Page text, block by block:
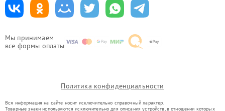
Мы принимаем
все формы оплаты
Политика конфиденциальности
Вся информация на сайте носит исключительно справочный характер.
Товарные знаки используются исключительно для описания устройств, в отношении которых